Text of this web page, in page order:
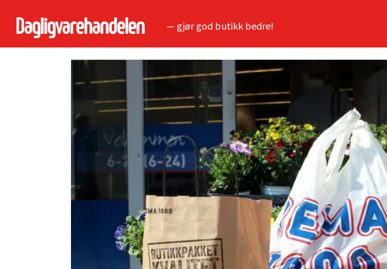
— gjør god butikk bedre!